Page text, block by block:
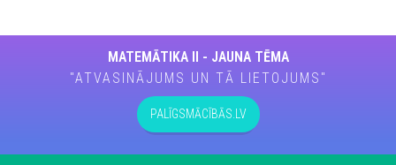
MATEMĀTIKA II - JAUNA TĒMA
"ATVASINĀJUMS UN TĀ LIETOJUMS"
PALĪGSMĀCĪBĀS.LV